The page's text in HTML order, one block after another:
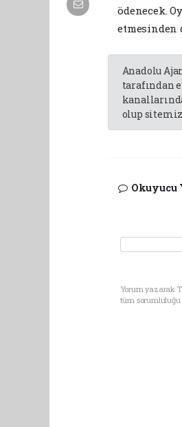
ödenecek.
etmesinden
Anadolu
tarafından
olup
Okuyucu
Yorum yazarak
tüm sorumluluğu